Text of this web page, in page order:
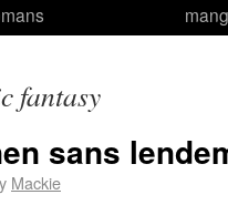
fantasy
sans
Mackie